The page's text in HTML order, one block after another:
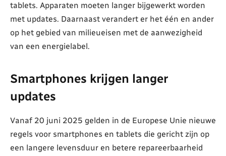
tablets. Apparaten moeten langer bijgewerkt worden
met updates. Daarnaast verandert er het één en ander
op het gebied van milieueisen met de aanwezigheid
van een energielabel.
Smartphones krijgen langer
updates
Vanaf 20 juni 2025 gelden in de Europese Unie nieuwe
regels voor smartphones en tablets die gericht zijn op
een langere levensduur en betere repareerbaarheid